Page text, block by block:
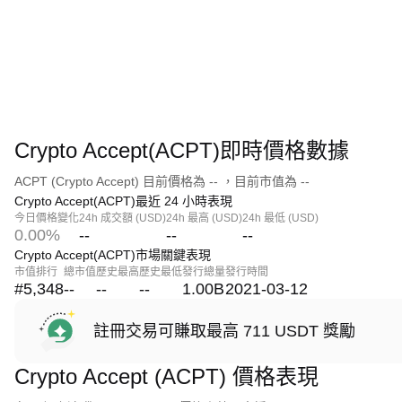
Crypto Accept(ACPT)即時價格數據
ACPT (Crypto Accept) 目前價格為 -- ，目前市值為 --
Crypto Accept(ACPT)最近 24 小時表現
今日價格變化
0.00%
24h 成交額 (USD)
--
24h 最高 (USD)
--
24h 最低 (USD)
--
Crypto Accept(ACPT)市場關鍵表現
市值排行
#5,348
總市值
--
歷史最高
--
歷史最低
--
發行總量
1.00B
發行時間
2021-03-12
註冊交易可賺取最高 711 USDT 獎勵
Crypto Accept (ACPT) 價格表現